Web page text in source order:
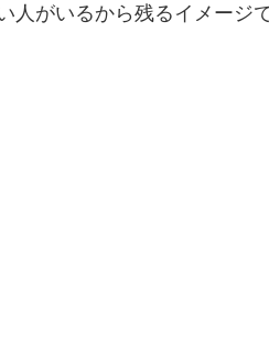
人がいるから残るイメージ